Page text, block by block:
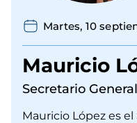
Martes, 10
Mauricio
Secretario
Mauricio López es